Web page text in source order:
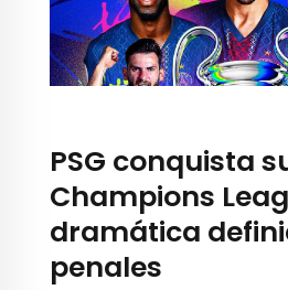
PSG conquista
Champions
dramática
penales